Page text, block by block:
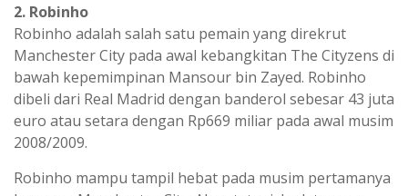
2. Robinho
Robinho adalah salah satu pemain yang direkrut
Manchester City pada awal kebangkitan The Cityzens di
bawah kepemimpinan Mansour bin Zayed. Robinho
dibeli dari Real Madrid dengan banderol sebesar 43 juta
euro atau setara dengan Rp669 miliar pada awal musim
2008/2009.
Robinho mampu tampil hebat pada musim pertamanya